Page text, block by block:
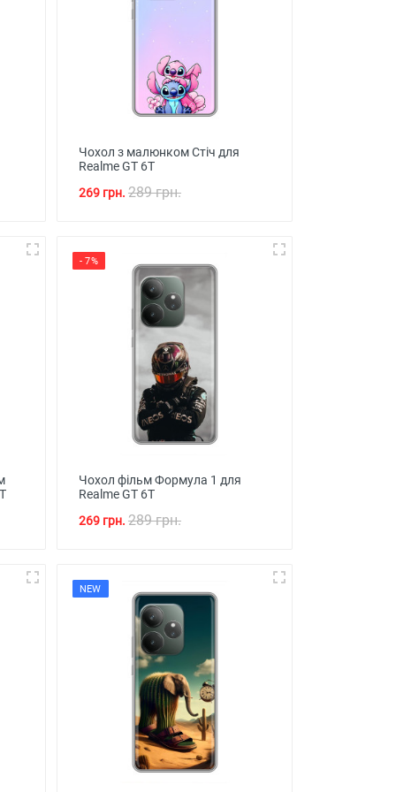
Чохол з малюнком Стіч для
Realme GT 6T
269 грн. 289 грн.
- 7%
Чохол фільм Формула 1 для
Realme GT 6T
269 грн. 289 грн.
NEW